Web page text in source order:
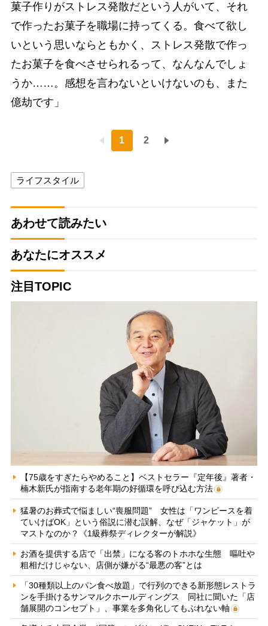
菓子作りがストレス発散だという人がいて、それ
で作ったお菓子を職場に持ってくる。食べて欲し
いという思いならともかく、ストレス発散で作っ
たお菓子を食べさせられるって、なんなんでしょ
うか……。感想を言わないといけないのも、また
億劫です」
1 2
ライフスタイル
あわせて読みたい
あなたにオススメ
注目TOPIC
【75歳をすぎたらやめること】ベストセラー『定年後』著者・
楠木新氏が指南する老年期の好循環を呼び込む方法
猛暑のお葬式で悩ましい“喪服問題” 女性は「ワンピースを着
ていけばOK」という俗説に潜む誤解、なぜ「ジャケット」が
マストなのか？《1級葬祭ディレクターが解説》
お酒を提供する店で「出禁」になる客のトホホな生態 嘔吐や
粗相だけじゃない、店側が嫌がる“最悪の客”とは
「30種類以上のパン食べ放題」で行列のできる新形態レストラ
ンを手掛けるサンマルクホールディングス 同社に聞いた「店
舗展開のコンセプト」、事業を多角化してもぶれない軸